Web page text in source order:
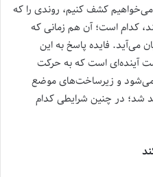
کشف کنیم، روندی را که
کدام است؛ آن هم زمانی که
می‌آید. فایده پاسخ به این
آینده‌ای است که به حرکت
می‌شود و زیرساخت‌های موضع
شد؛ در چنین شرایطی کدام